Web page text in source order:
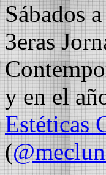
Sábados
3eras
y en el
Estéticas
(